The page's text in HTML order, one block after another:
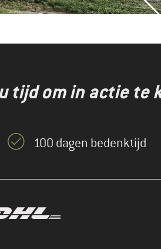
tijd om in actie te
100 dagen bedenktijd